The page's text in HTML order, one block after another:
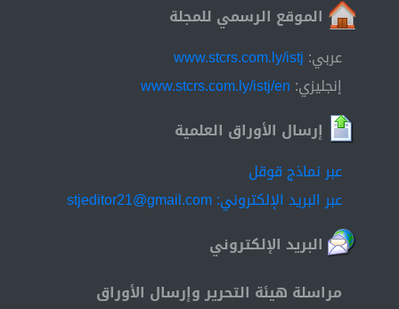
الموقع الرسمي للمجلة
عربي: www.stcrs.com.ly/istj
إنجليزي: www.stcrs.com.ly/istj/en
إرسال الأوراق العلمية
عبر نماذج قوقل
عبر البريد الإلكتروني: stjeditor21@gmail.com
البريد الإلكتروني
مراسلة هيئة التحرير وإرسال الأوراق